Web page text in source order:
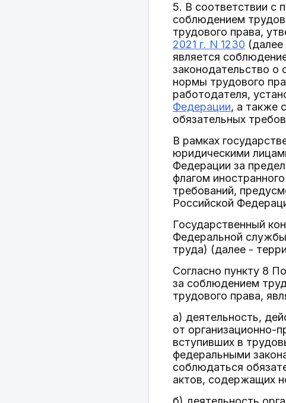
5. В соответствии с
соблюдением
трудового права,
2021 г. N 1230
является
законодательство о
нормы трудового
работодателя,
Федерации, а также
обязательных
В рамках
юридическими
Федерации за
флагом
требований,
Российской
Государственный
Федеральной службы
труда) (далее -
Согласно пункту 8
за соблюдением
трудового права,
а) деятельность,
от организационно-
вступивших в
федеральными
соблюдаться
актов, содержащих